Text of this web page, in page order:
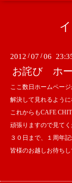
2012 /07 /06
お詫び ホー
ここ数日ホームペー
解決して見れるように
これからもCAFE
頑張りますので見て
３０日まで、１周年
皆様のお越しお待ち